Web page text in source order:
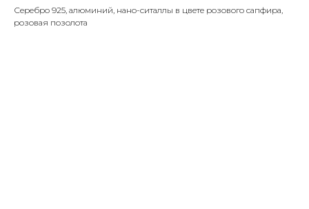
Серебро 925, алюминий, нано-ситаллы в цвете розового сапфира,
розовая позолота